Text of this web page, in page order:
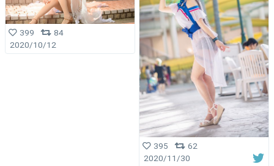
399
84
2020/10/12
395
62
2020/11/30